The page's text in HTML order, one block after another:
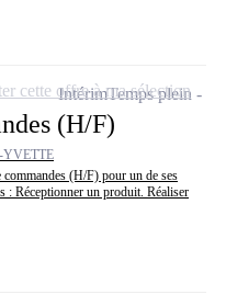
(H/F)
YVETTE
commandes (H/F) pour un de ses
: Réceptionner un produit. Réaliser
IntérimTemps plein
cette offre à ma sélection